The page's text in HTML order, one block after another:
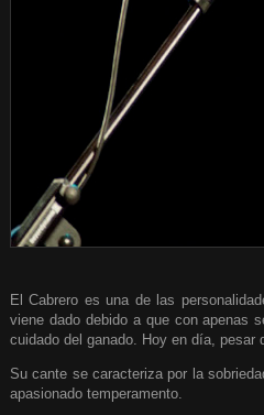
El Cabrero es una de las
viene dado debido a que con apenas
cuidado del ganado. Hoy en día, pesar
Su cante se caracteriza por la
apasionado temperamento.